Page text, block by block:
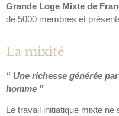
Grande Loge Mixte de
de 5000 membres et
La mixité
“ Une richesse générée
homme ”
Le travail initiatique mixte ne